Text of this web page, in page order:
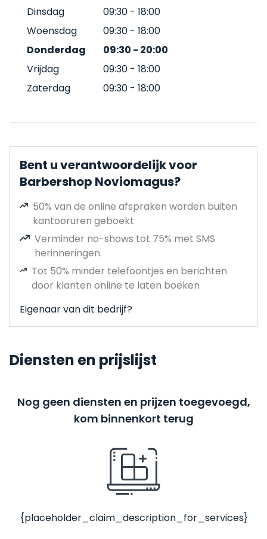
Dinsdag
09:30 - 18:00
Woensdag
09:30 - 18:00
Donderdag
09:30 - 20:00
Vrijdag
09:30 - 18:00
Zaterdag
09:30 - 18:00
Bent u verantwoordelijk voor
Barbershop Noviomagus?
50% van de online afspraken worden buiten
kantooruren geboekt
Verminder no-shows tot 75% met SMS
herinneringen.
Tot 50% minder telefoontjes en berichten
door klanten online te laten boeken
Eigenaar van dit bedrijf?
Diensten en prijslijst
Nog geen diensten en prijzen toegevoegd,
kom binnenkort terug
{placeholder_claim_description_for_services}